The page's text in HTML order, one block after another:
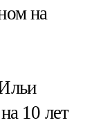
на
10 лет